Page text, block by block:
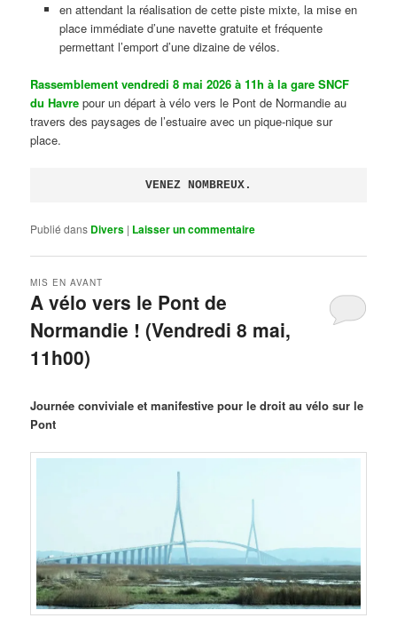
en attendant la réalisation de cette piste mixte, la mise en
place immédiate d’une navette gratuite et fréquente
permettant l’emport d’une dizaine de vélos.
Rassemblement vendredi 8 mai 2026 à 11h à la gare SNCF
du Havre pour un départ à vélo vers le Pont de Normandie au
travers des paysages de l’estuaire avec un pique-nique sur
place.
VENEZ NOMBREUX.
Publié dans Divers | Laisser un commentaire
A vélo vers le Pont de
Normandie ! (Vendredi 8 mai,
11h00)
MIS EN AVANT
Journée conviviale et manifestive pour le droit au vélo sur le
Pont